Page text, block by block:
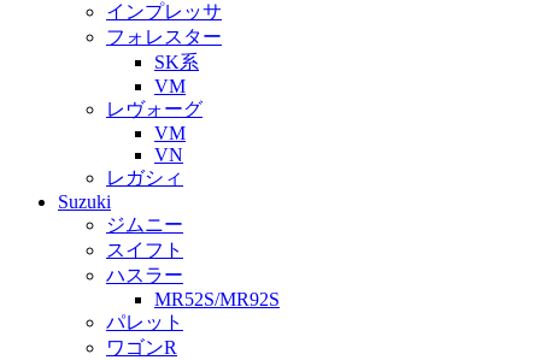
インプレッサ
フォレスター
SK系
VM
レヴォーグ
VM
VN
レガシィ
Suzuki
ジムニー
スイフト
ハスラー
MR52S/MR92S
パレット
ワゴンR